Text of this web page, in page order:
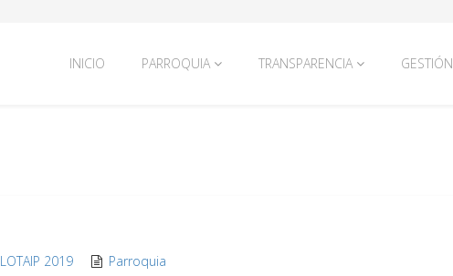
INICIO PARROQUIA TRANSPARENCIA GESTIÓN
LOTAIP 2019 Parroquia